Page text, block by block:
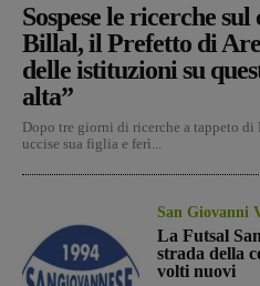
Sospese le ricerche
Billal, il Prefetto di
delle istituzioni su
alta”
Dopo tre giorni di ricerche a tappeto
uccise sua figlia e ferì...
San Giovanni
La Futsal
strada della
volti nuovi